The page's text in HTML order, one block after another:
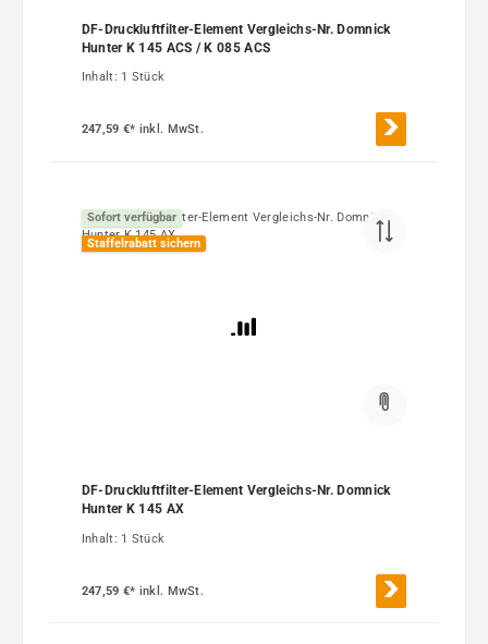
DF-Druckluftfilter-Element Vergleichs-Nr. Domnick
Hunter K 145 ACS / K 085 ACS
Inhalt: 1 Stück
247,59 €* inkl. MwSt.
Sofort verfügbar
Staffelrabatt sichern
DF-Druckluftfilter-Element Vergleichs-Nr. Domnick
Hunter K 145 AX
Inhalt: 1 Stück
247,59 €* inkl. MwSt.